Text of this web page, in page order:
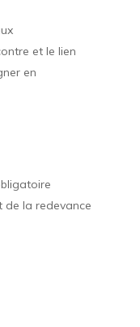
et le lien
en
la redevance